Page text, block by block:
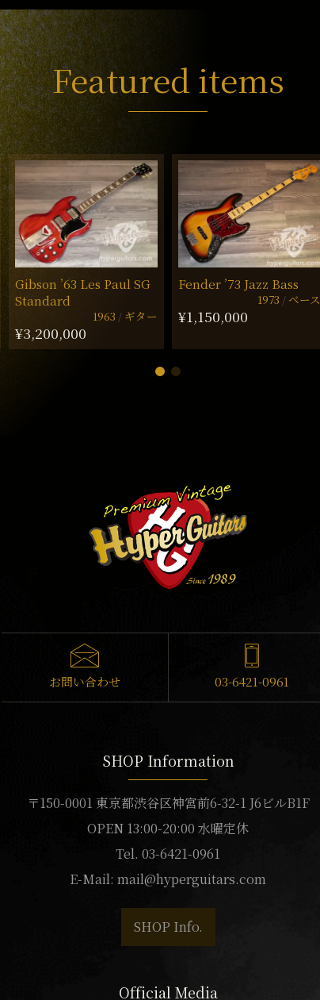
Featured items
Gibson ’63 Les Paul SG
Standard
1963 ギター
¥3,200,000
Fender ’73 Jazz Bass
1973 ベース
¥1,150,000
お問い合わせ 03-6421-0961
SHOP Information
〒150-0001 東京都渋谷区神宮前6-32-1 J6ビルB1F
OPEN 13:00-20:00 水曜定休
Tel. 03-6421-0961
E-Mail: mail@hyperguitars.com
SHOP Info.
Official Media